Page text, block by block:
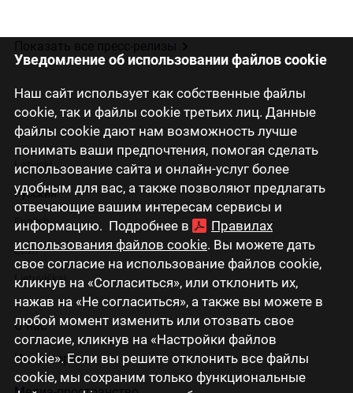
Уведомление об использовании файлов cookie
Наш сайт использует как собственные файлы
cookie, так и файлы cookie третьих лиц. Данные
файлы cookie дают нам возможность лучше
понимать ваши предпочтения, помогая сделать
использование сайта и онлайн-услуг более
удобным для вас, а также позволяют предлагать
отвечающие вашим интересам сервисы и
информацию. Подробнее в
Правилах
использования файлов cookie. Вы можете дать
свое согласие на использование файлов cookie,
кликнув на «Согласиться», или отклонить их,
нажав на «Не согласиться», а также вы можете в
любой момент изменить или отозвать свое
согласие, кликнув на «Настройки файлов
cookie». Если вы решите отклонить все файлы
cookie, мы сохраним только функциональные
Latviski
Русский
English
Eesti
Lietuviškai
О нас
Инвесторам